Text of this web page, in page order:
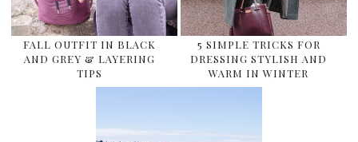
FALL OUTFIT IN BLACK
AND GREY & LAYERING
TIPS
5 SIMPLE TRICKS FOR
DRESSING STYLISH AND
WARM IN WINTER